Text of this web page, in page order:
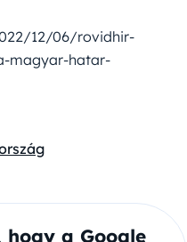
12/06/rovidhir-
magyar-hatar-
a Google